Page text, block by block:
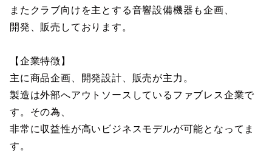
またクラブ向けを主とする音響設備機器も企画、
開発、販売しております。
【企業特徴】
主に商品企画、開発設計、販売が主力。
製造は外部へアウトソースしているファブレス企業で
す。その為、
非常に収益性が高いビジネスモデルが可能となってま
す。